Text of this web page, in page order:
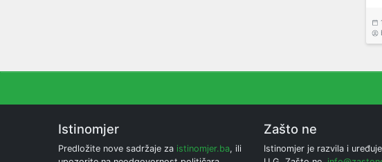
Istinomjer
Predložite nove sadržaje za istinomjer.ba, ili
Zašto ne
Istinomjer je razvila i